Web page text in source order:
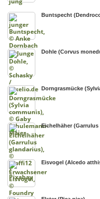
Buntspecht
Dohle (Corvus
Dorngrasmücke
Eichelhäher
Eisvogel (Alcedo